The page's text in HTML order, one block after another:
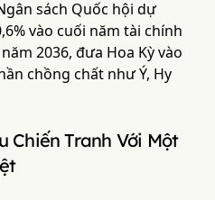
sách Quốc hội dự
vào cuối năm tài chính
2036, đưa Hoa Kỳ vào
chồng chất như Ý, Hy
Chiến Tranh Với Một